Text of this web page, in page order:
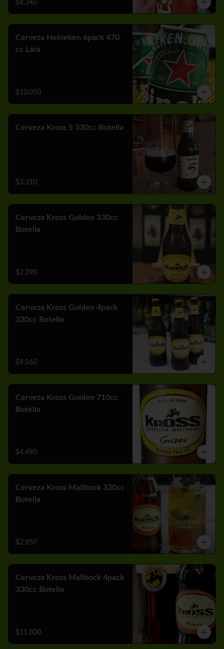
$8.340
Cerveza Heineken 6pack 470
cc Lata
$10.050
Cerveza Kross 5 330cc Botella
$3.310
Cerveza Kross Golden 330cc
Botella
$2.390
Cerveza Kross Golden 4pack
330cc Botella
$9.560
Cerveza Kross Golden 710cc
Botella
$4.490
Cerveza Kross Mailbock 330cc
Botella
$2.950
Cerveza Kross Malibock 4pack
330cc Botella
$11.800